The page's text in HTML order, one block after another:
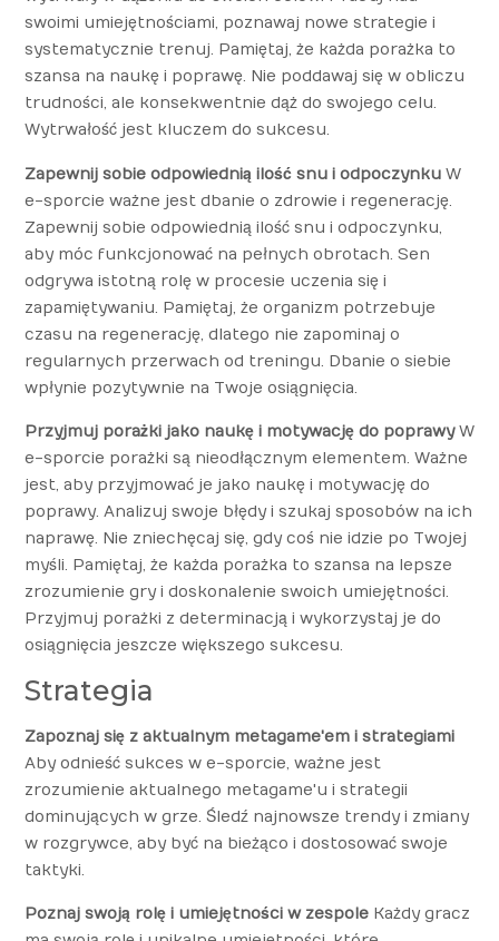
swoimi umiejętnościami, poznawaj nowe strategie i
systematycznie trenuj. Pamiętaj, że każda porażka to
szansa na naukę i poprawę. Nie poddawaj się w obliczu
trudności, ale konsekwentnie dąż do swojego celu.
Wytrwałość jest kluczem do sukcesu.
Zapewnij sobie odpowiednią ilość snu i odpoczynku W
e-sporcie ważne jest dbanie o zdrowie i regenerację.
Zapewnij sobie odpowiednią ilość snu i odpoczynku,
aby móc funkcjonować na pełnych obrotach. Sen
odgrywa istotną rolę w procesie uczenia się i
zapamiętywaniu. Pamiętaj, że organizm potrzebuje
czasu na regenerację, dlatego nie zapominaj o
regularnych przerwach od treningu. Dbanie o siebie
wpłynie pozytywnie na Twoje osiągnięcia.
Przyjmuj porażki jako naukę i motywację do poprawyW
e-sporcie porażki są nieodłącznym elementem. Ważne
jest, aby przyjmować je jako naukę i motywację do
poprawy. Analizuj swoje błędy i szukaj sposobów na ich
naprawę. Nie zniechęcaj się, gdy coś nie idzie po Twojej
myśli. Pamiętaj, że każda porażka to szansa na lepsze
zrozumienie gry i doskonalenie swoich umiejętności.
Przyjmuj porażki z determinacją i wykorzystaj je do
osiągnięcia jeszcze większego sukcesu.
Strategia
Zapoznaj się z aktualnym metagame'em i strategiami
Aby odnieść sukces w e-sporcie, ważne jest
zrozumienie aktualnego metagame'u i strategii
dominujących w grze. Śledź najnowsze trendy i zmiany
w rozgrywce, aby być na bieżąco i dostosować swoje
taktyki.
Poznaj swoją rolę i umiejętności w zespole Każdy gracz